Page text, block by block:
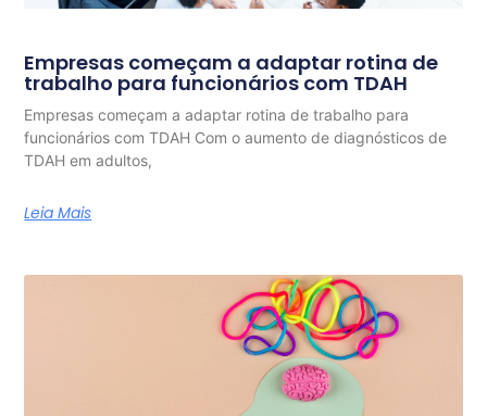
Empresas começam a adaptar rotina de
trabalho para funcionários com TDAH
Empresas começam a adaptar rotina de trabalho para
funcionários com TDAH Com o aumento de diagnósticos de
TDAH em adultos,
Leia Mais